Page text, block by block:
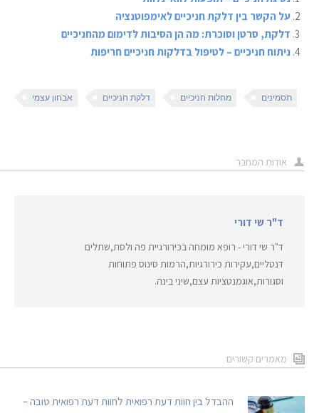
על הקשר בין דלקת חניכיים לאימפוטנציה
דלקת, סרטן וסוכרת: מה הן הסיבות לדימום מהחניכיים
ניתוח חניכיים – לטיפול בדלקות חניכיים חריפות
אבחון עצמי דלקת חניכיים מחלות חניכיים תסמינים
אודות המחבר
ד"ר שי דורי
ד"ר שי דורי - רופא מומחה בכירורגיית פה ולסת,שתלים
דנטליים,עקירות כירורגיות,הרמות סינוס פתוחות
וסגורות,אוגמנטציות עצם,שיני בינה.
מאמרים קשורים
ההבדל בין חוות דעת רפואית לחוות דעת רפואית טובה –